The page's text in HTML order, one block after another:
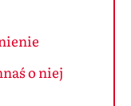
o niej